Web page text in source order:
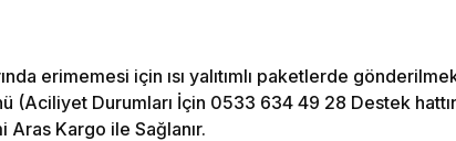
erimemesi için ısı yalıtımlı paketlerde
(Aciliyet Durumları İçin 0533 634 49 28 Destek
Kargo ile Sağlanır.